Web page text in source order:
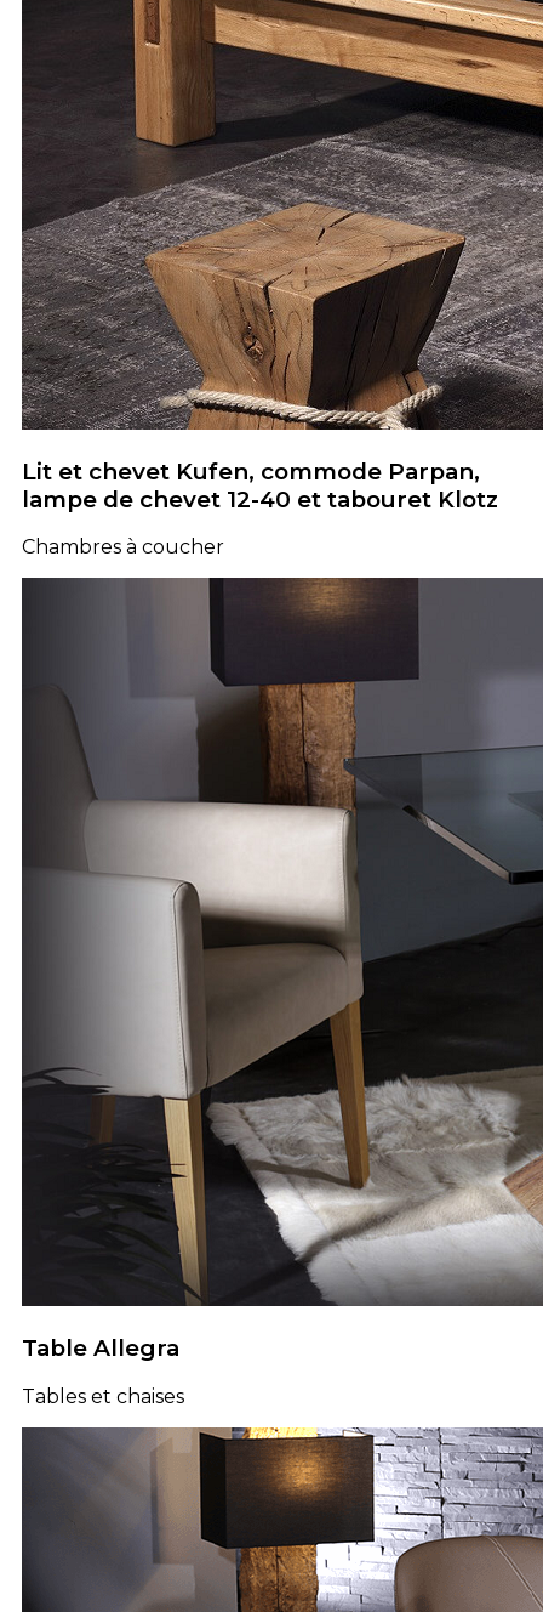
Lit et chevet Kufen, commode Parpan,
lampe de chevet 12-40 et tabouret Klotz
Chambres à coucher
Table Allegra
Tables et chaises